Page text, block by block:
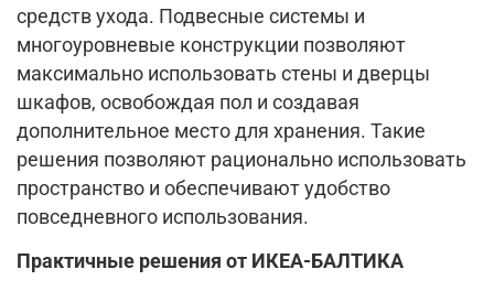
средств ухода. Подвесные системы и
многоуровневые конструкции позволяют
максимально использовать стены и дверцы
шкафов, освобождая пол и создавая
дополнительное место для хранения. Такие
решения позволяют рационально использовать
пространство и обеспечивают удобство
повседневного использования.
Практичные решения от ИКЕА-БАЛТИКА